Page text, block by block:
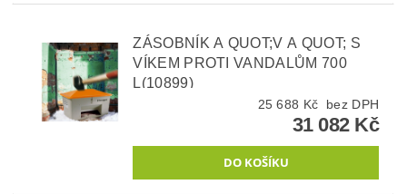
ZÁSOBNÍK A QUOT;V A QUOT; S
VÍKEM PROTI VANDALŮM 700
L(10899)
25 688 Kč bez DPH
31 082 Kč